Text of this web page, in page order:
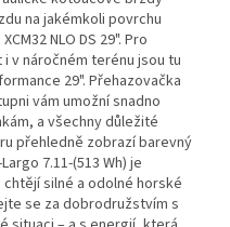
na jakémkoli povrchu
NLO DS 29". Pro
v náročném terénu jsou tu
29". Přehazovačka
vám umožní snadno
a všechny důležité
přehledně zobrazí barevný
7.11-(513 Wh) je
silné a odolné horské
se za dobrodružstvím s